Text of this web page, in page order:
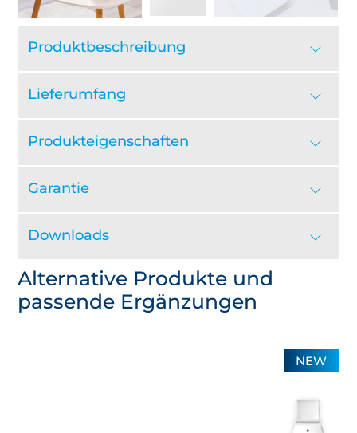
Produktbeschreibung
Lieferumfang
Produkteigenschaften
Garantie
Downloads
Alternative Produkte und
passende Ergänzungen
NEW